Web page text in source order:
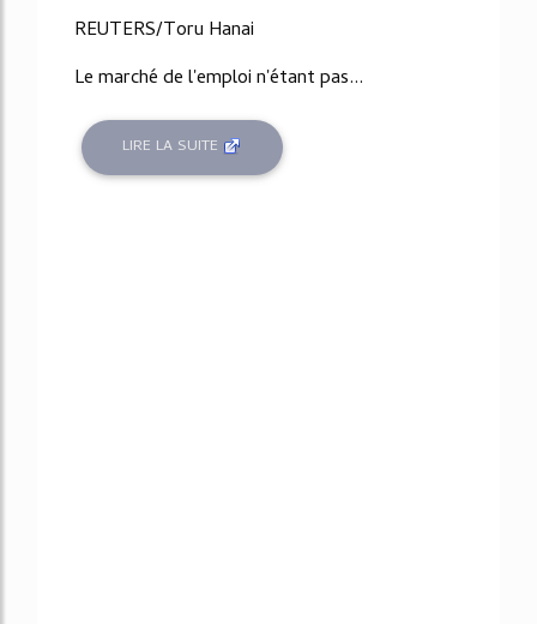
REUTERS/Toru Hanai
Le marché de l'emploi n'étant pas...
LIRE LA SUITE